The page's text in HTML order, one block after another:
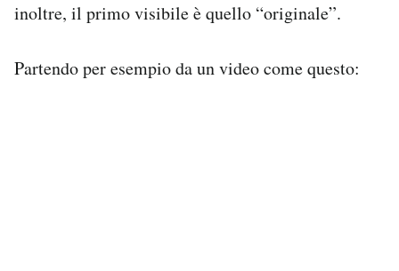
inoltre, il primo visibile è quello “originale”.
Partendo per esempio da un video come questo: